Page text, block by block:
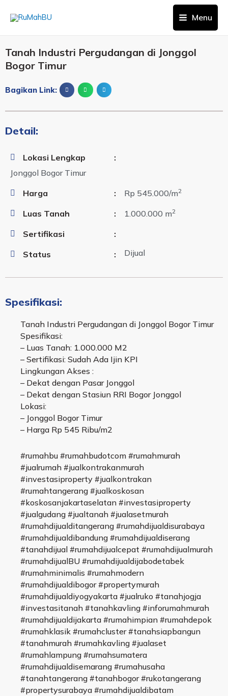
Menu
Tanah Industri Pergudangan di Jonggol
Bogor Timur
Bagikan Link:
Detail:
Lokasi Lengkap
:
Jonggol Bogor Timur
Harga
: Rp 545.000/m2
Luas Tanah : 1.000.000 m2
Sertifikasi
:
Status
: Dijual
Spesifikasi:
Tanah Industri Pergudangan di Jonggol Bogor Timur
Spesifikasi:
– Luas Tanah: 1.000.000 M2
– Sertifikasi: Sudah Ada Ijin KPI
Lingkungan Akses :
– Dekat dengan Pasar Jonggol
– Dekat dengan Stasiun RRI Bogor Jonggol
Lokasi:
– Jonggol Bogor Timur
– Harga Rp 545 Ribu/m2
#rumahbu #rumahbudotcom #rumahmurah
#jualrumah #jualkontrakanmurah
#investasiproperty #jualkontrakan
#rumahtangerang #jualkoskosan
#koskosanjakartaselatan #investasiproperty
#jualgudang #jualtanah #jualasetmurah
#rumahdijualditangerang #rumahdijualdisurabaya
#rumahdijualdibandung #rumahdijualdiserang
#tanahdijual #rumahdijualcepat #rumahdijualmurah
#rumahdijualBU #rumahdijualdijabodetabek
#rumahminimalis #rumahmodern
#rumahdijualdibogor #propertymurah
#rumahdijualdiyogyakarta #jualruko #tanahjogja
#investasitanah #tanahkavling #inforumahmurah
#rumahdijualdijakarta #rumahimpian #rumahdepok
#rumahklasik #rumahcluster #tanahsiapbangun
#tanahmurah #rumahkavling #jualaset
#rumahlampung #rumahsumatera
#rumahdijualdisemarang #rumahusaha
#tanahtangerang #tanahbogor #rukotangerang
#propertysurabaya #rumahdijualdibatam